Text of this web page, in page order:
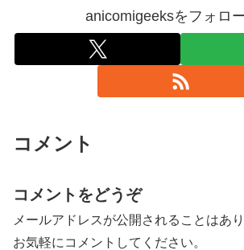
anicomigeeksをフォロ
コメント
コメントをどうぞ
メールアドレスが公開されることはあり
お気軽にコメントしてください。